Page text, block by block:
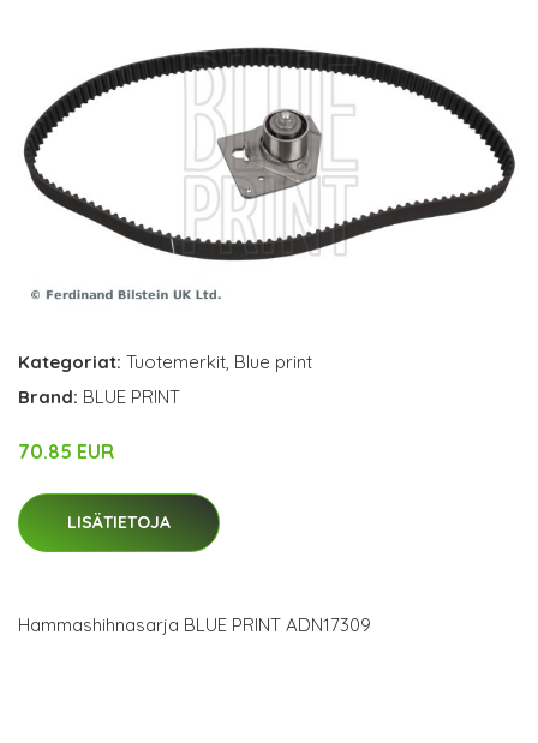
Kategoriat: Tuotemerkit, Blue print
Brand: BLUE PRINT
70.85 EUR
LISÄTIETOJA
Hammashihnasarja BLUE PRINT ADN17309